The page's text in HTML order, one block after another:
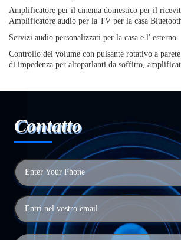
Amplificatore per il cinema domestico per il
Amplificatore audio per la TV per la casa
Servizi audio personalizzati per la casa e l' esterno
Controllo del volume con pulsante rotativo a
di impedenza per altoparlanti da soffitto,
Contatto